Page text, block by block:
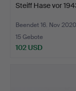
Steiff Hase vor
Beendet 16. Nov 2020
15 Gebote
102 USD